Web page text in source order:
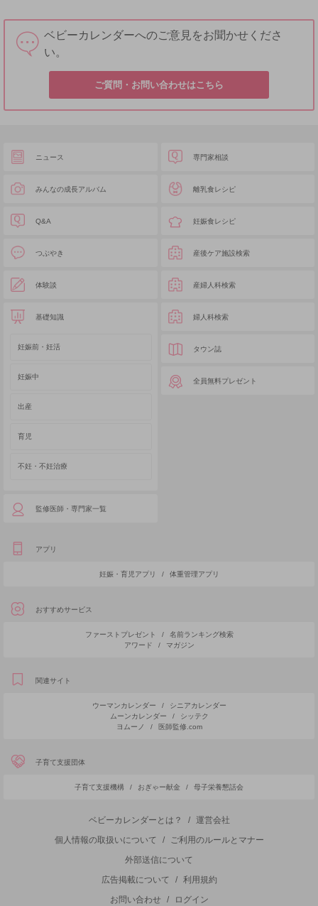
ベビーカレンダーへのご意見をお聞かせくださ
い。
ご質問・お問い合わせはこちら
ニュース
みんなの成長アルバム
Q&A
つぶやき
体験談
基礎知識
妊娠前・妊活
妊娠中
出産
育児
不妊・不妊治療
監修医師・専門家一覧
専門家相談
離乳食レシピ
妊娠食レシピ
産後ケア施設検索
産婦人科検索
婦人科検索
タウン誌
全員無料プレゼント
アプリ
妊娠・育児アプリ / 体重管理アプリ
おすすめサービス
ファーストプレゼント /
名前ランキング検索
アワード
/ マガジン
関連サイト
ウーマンカレンダー /
シニアカレンダー
ムーンカレンダー
/
シッテク
ヨムーノ
/ 医師監修.com
子育て支援団体
子育て支援機構 / おぎゃー献金 / 母子栄養懇話会
ベビーカレンダーとは？ /
運営会社
個人情報の取扱いについて
/
ご利用のルールとマナー
外部送信について
広告掲載について
/
利用規約
お問い合わせ
/ ログイン